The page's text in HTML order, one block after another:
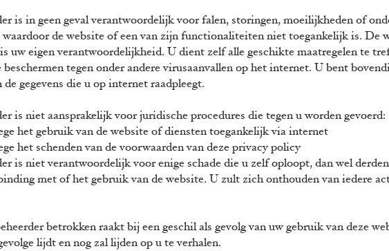
is in geen geval verantwoordelijk voor falen, storingen, moeilijkheden of
waardoor de website of een van zijn functionaliteiten niet toegankelijk is. De
uw eigen verantwoordelijkheid. U dient zelf alle geschikte maatregelen te
beschermen tegen onder andere virusaanvallen op het internet. U bent
de gegevens die u op internet raadpleegt.
is niet aansprakelijk voor juridische procedures die tegen u worden gevoerd:
het gebruik van de website of diensten toegankelijk via internet
het schenden van de voorwaarden van deze privacy policy
is niet verantwoordelijk voor enige schade die u zelf oploopt, dan wel
met of het gebruik van de website. U zult zich onthouden van iedere
betrokken raakt bij een geschil als gevolg van uw gebruik van deze
lijdt en nog zal lijden op u te verhalen.